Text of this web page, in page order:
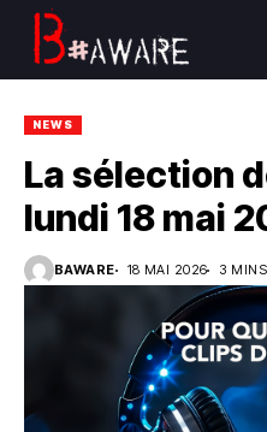
NEWS
La sélection
lundi 18 mai
BAWARE 18 MAI 2026 3